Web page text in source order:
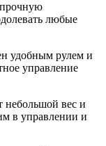
любые
удобным рулем и
управление
небольшой вес и
в управлении и